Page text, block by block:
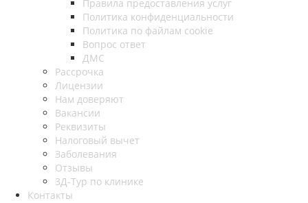
Правила предоставления услуг
Политика конфиденциальности
Политика по файлам cookie
Вопрос ответ
ДМС
Рассрочка
Лицензии
Нам доверяют
Вакансии
Реквизиты
Налоговый вычет
Заболевания
Отзывы
3Д-Тур по клинике
Контакты